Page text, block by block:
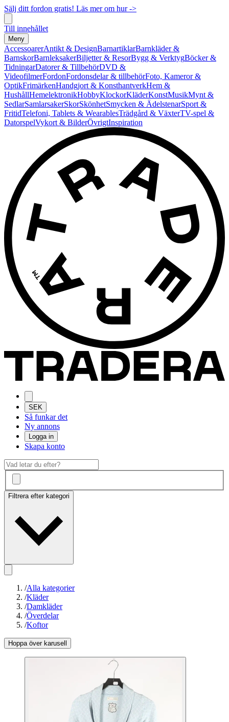
Sälj ditt fordon gratis! Läs mer om hur ->
Till innehållet
Meny
AccessoarerAntikt & DesignBarnartiklarBarnkläder &
BarnskorBarnleksakerBiljetter & ResorBygg & VerktygBöcker &
TidningarDatorer & TillbehörDVD &
VideofilmerFordonFordonsdelar & tillbehörFoto, Kameror &
OptikFrimärkenHandgjort & KonsthantverkHem &
HushållHemelektronikHobbyKlockorKläderKonstMusikMynt &
SedlarSamlarsakerSkorSkönhetSmycken & ÄdelstenarSport &
FritidTelefoni, Tablets & WearablesTrädgård & VäxterTV-spel &
DatorspelVykort & BilderÖvrigtInspiration
SEK
Så funkar det
Ny annons
Logga in
Skapa konto
Filtrera efter kategori
/Alla kategorier
/Kläder
/Damkläder
/Överdelar
/Koftor
Hoppa över karusell